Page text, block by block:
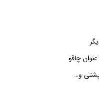
چاقو
پشتی و…